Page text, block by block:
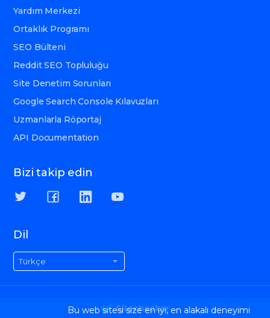
Yardım Merkezi
Ortaklık Programı
SEO Bülteni
Reddit SEO Topluluğu
Site Denetim Sorunları
Google Search Console Kılavuzları
Uzmanlarla Röportaj
API Documentation
Bizi takip edin
Dil
Türkçe
Bu web sitesi size en iyi, en alakalı deneyimi